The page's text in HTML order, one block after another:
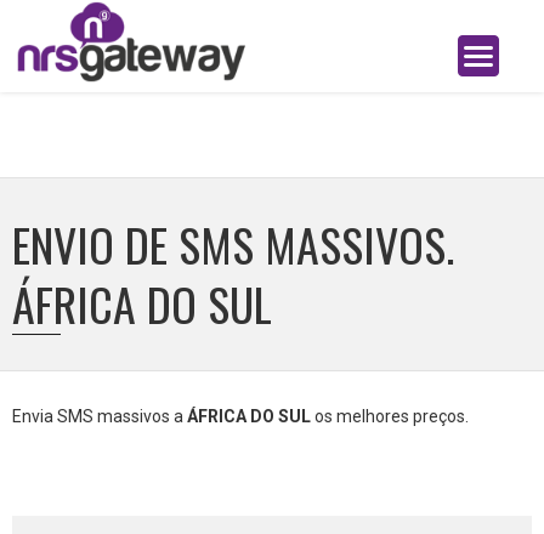
ENVIO DE SMS MASSIVOS.
ÁFRICA DO SUL
Envia SMS massivos a ÁFRICA DO SULos melhores preços.